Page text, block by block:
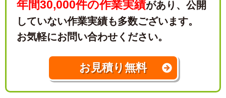
年間30,000件の作業実績があり、 公開
していない作業実績も多数ございます。
お気軽にお問い合わせください。
お見積り無料